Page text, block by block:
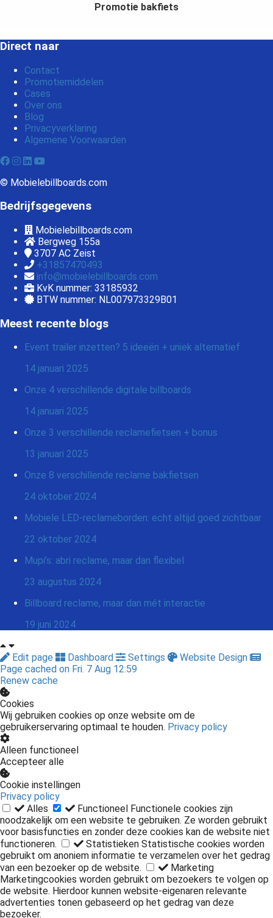
Promotie bakfiets
Direct naar
Contact
Promotiemiddelen
Cases
Over ons
Blog
Privacyverklaring
Algemene Voorwaarden
© Mobielebillboards.com
Bedrijfsgegevens
Mobielebillboards.com
Bergweg 155a
3707 AC Zeist
+31857470493
info@mobielebillboards.com
KvK nummer: 33185932
BTW nummer: NL007973329B01
Meest recente blogs
Event trailer inzetten? 5 ideeën + uniek alternatief
14 januari 2025
Onze 4 verschillende digitale billboards
14 januari 2025
Onze 3 verschillende reclamefietsen + bonus
13 januari 2025
Onze 8 verschillende reclame bakfietsen
24 oktober 2024
Mobiele LED-reclameborden: echt altijd goed zichtbaar
22 oktober 2024
Mupi’s: abri reclame, maar dan flexibel
23 augustus 2024
Billboard reclame, maar dan mét interactie
19 juni 2024
Edit page Dashboard Settings
Website Design
Page cached on Fri. 7 Aug 12:59
Renew cache
Cookies
Wij gebruiken cookies op onze website om de
gebruikerservaring optimaal te houden. Privacy policy
Alleen functioneel
Accepteer alle
Cookie instellingen
Privacy policy
Alles
Functioneel Functionele cookies zijn
noodzakelijk om een website te gebruiken. Ze worden gebruikt
voor basisfuncties en zonder deze cookies kan de website niet
functioneren.
Statistieken Statistische cookies worden
gebruikt om anoniem informatie te verzamelen over het gedrag
van een bezoeker op de website.
Marketing
Marketingcookies worden gebruikt om bezoekers te volgen op
de website. Hierdoor kunnen website-eigenaren relevante
advertenties tonen gebaseerd op het gedrag van deze
bezoeker.